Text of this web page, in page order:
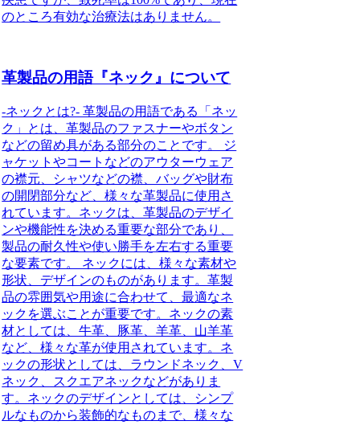
のところ有効な治療法はありません。
革製品の用語『ネック』について
-ネックとは?- 革製品の用語である「ネッ
ク」とは、革製品のファスナーやボタン
などの留め具がある部分のことです。 ジ
ャケットやコートなどのアウターウェア
の襟元、シャツなどの襟、バッグや財布
の開閉部分など、様々な革製品に使用さ
れています。ネックは、革製品のデザイ
ンや機能性を決める重要な部分であり、
製品の耐久性や使い勝手を左右する重要
な要素です。 ネックには、様々な素材や
形状、デザインのものがあります。革製
品の雰囲気や用途に合わせて、最適なネ
ックを選ぶことが重要です。ネックの素
材としては、牛革、豚革、羊革、山羊革
など、様々な革が使用されています。ネ
ックの形状としては、ラウンドネック、V
ネック、スクエアネックなどがありま
す。ネックのデザインとしては、シンプ
ルなものから装飾的なものまで、様々な